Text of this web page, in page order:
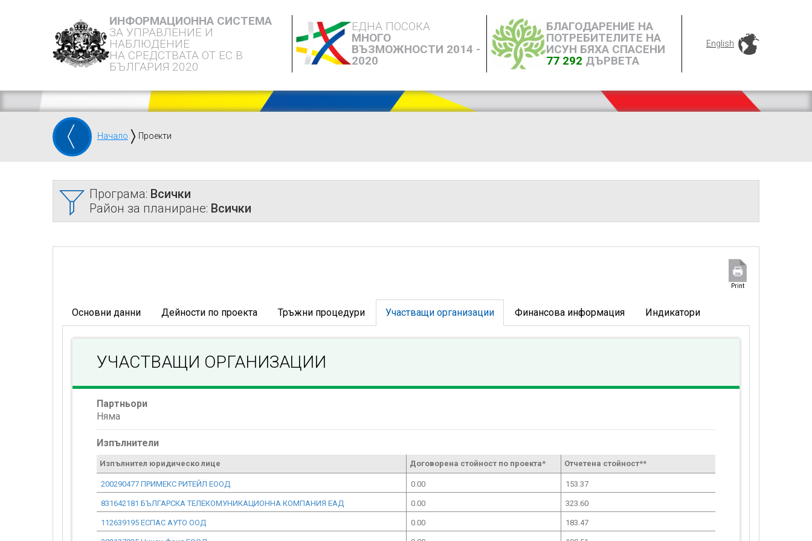
ИНФОРМАЦИОННА СИСТЕМА
ЗА УПРАВЛЕНИЕ И
НАБЛЮДЕНИЕ
НА СРЕДСТВАТА ОТ ЕС В
БЪЛГАРИЯ 2020
ЕДНА ПОСОКА
МНОГО
ВЪЗМОЖНОСТИ 2014 -
2020
БЛАГОДАРЕНИЕ НА
ПОТРЕБИТЕЛИТЕ НА
ИСУН БЯХА СПАСЕНИ
77 292 ДЪРВЕТА
English
Начало Проекти
Програма: Всички
Район за планиране: Всички
Print
Основни данни Дейности по проекта Тръжни процедури Участващи организации Финансова информация Индикатори
УЧАСТВАЩИ ОРГАНИЗАЦИИ
Партньори
Няма
Изпълнители
Изпълнител юридическо лице Договорена стойност по проекта* Отчетена стойност**
200290477 ПРИМЕКС РИТЕЙЛ ЕООД 0.00 153.37
831642181 БЪЛГАРСКА ТЕЛЕКОМУНИКАЦИОННА КОМПАНИЯ ЕАД 0.00 323.60
112639195 ЕСПАС АУТО ООД 0.00 183.47